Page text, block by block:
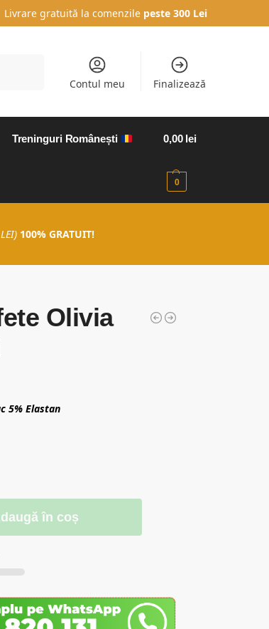
Livrare gratuită la comenzile peste 300 Lei
Contul meu Finalizează
Treninguri Românești 0,00 lei
0
100% GRATUIT!
Olivia
5% Elastan
în coș